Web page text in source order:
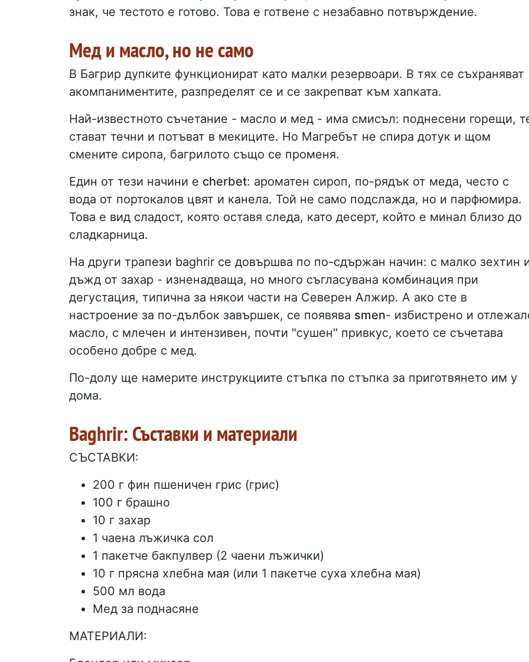
знак, че тестото е готово. Това е готвене с незабавно потвърждение.
Мед и масло, но не само
В Багрир дупките функционират като малки резервоари. В тях се съхраняват
акомпаниментите, разпределят се и се закрепват към хапката.
Най-известното съчетание - масло и мед - има смисъл: поднесени горещи,
стават течни и потъват в мекиците. Но Магребът не спира дотук и щом
смените сиропа, багрилото също се променя.
Един от тези начини е cherbet: ароматен сироп, по-рядък от меда, често с
вода от портокалов цвят и канела. Той не само подслажда, но и парфюмира.
Това е вид сладост, която оставя следа, като десерт, който е минал близо до
сладкарница.
На други трапези baghrir се довършва по по-сдържан начин: с малко зехтин
дъжд от захар - изненадваща, но много съгласувана комбинация при
дегустация, типична за някои части на Северен Алжир. А ако сте в
настроение за по-дълбок завършек, се появява smen- избистрено и
масло, с млечен и интензивен, почти "сушен" привкус, което се съчетава
особено добре с мед.
По-долу ще намерите инструкциите стъпка по стъпка за приготвянето им у
дома.
Baghrir: Съставки и материали
СЪСТАВКИ:
200 г фин пшеничен грис (грис)
100 г брашно
10 г захар
1 чаена лъжичка сол
1 пакетче бакпулвер (2 чаени лъжички)
10 г прясна хлебна мая (или 1 пакетче суха хлебна мая)
500 мл вода
Мед за поднасяне
МАТЕРИАЛИ: